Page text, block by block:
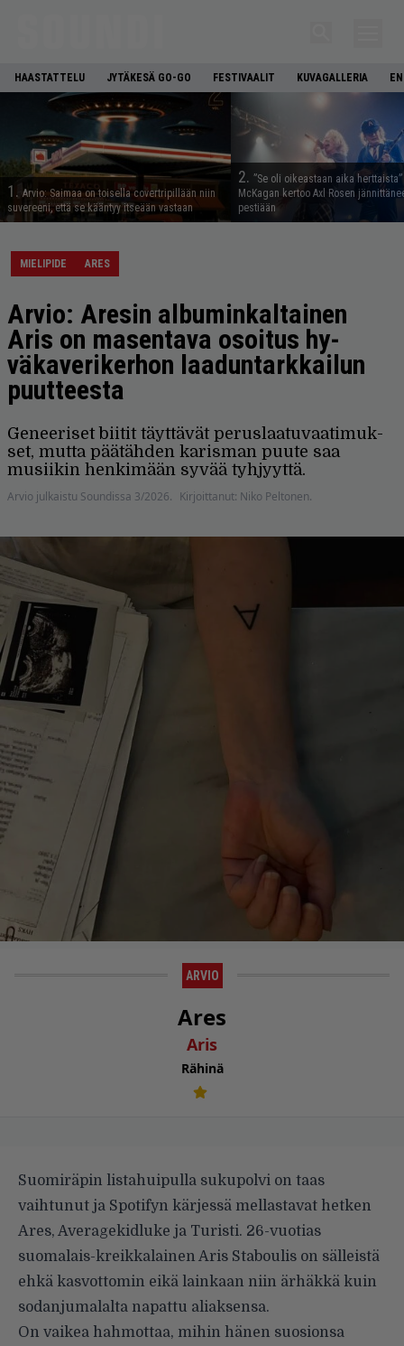
HAASTATTELU JYTÄKESÄ GO-GO FESTIVAALIT KUVAGALLERIA
1. Arvio: Saimaa on toisella covertripillään niin
suvereeni, että se kääntyy itseään vastaan
2. ”Se oli oikeastaan aika
McKagan kertoo Axl Rosen
pestiään
MIELIPIDE ARES
Arvio: Aresin albuminkaltainen
Aris on masentava osoitus hy­
väkaverikerhon laaduntarkkailun
puutteesta
Geneeriset biitit täyttävät peruslaatuvaatimuk­
set, mutta päätähden karisman puute saa
musiikin henkimään syvää tyhjyyttä.
Arvio julkaistu Soundissa 3/2026. Kirjoittanut: Niko Peltonen.
ARVIO
Ares
Aris
Rähinä
Suomiräpin listahuipulla sukupolvi on taas
vaihtunut ja Spotifyn kärjessä mellastavat hetken
Ares, Averagekidluke ja Turisti. 26-vuotias
suomalais-kreik­kalainen Aris Staboulis on sälleistä
ehkä kasvottomin eikä lainkaan niin ärhäkkä kuin
sodanjumalalta napattu aliaksensa.
On vaikea hahmottaa, mihin hä­nen suosionsa